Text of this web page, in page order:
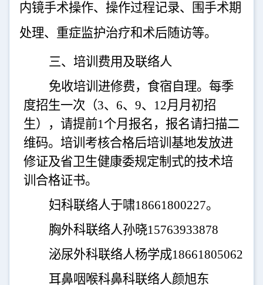
内镜手术操作、操作过程记录、围手术期
处理、重症监护治疗和术后随访等。
三、培训费用及联络人
免收培训进修费，食宿自理。每季
度招生一次（3、 6、 9、 12月月初招
生），请提前1个月报名，报名请扫描二
维码。培训考核合格后培训基地发放进
修证及省卫生健康委规定制式的技术培
训合格证书。
妇科联络人于啸18661800227。
胸外科联络人孙晓15763933878
泌尿外科联络人杨学成18661805062
耳鼻咽喉科鼻科联络人颜旭东